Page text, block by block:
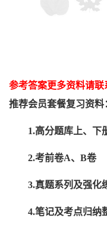
参考答案更多资料请联
推荐会员套餐复习资料
1.高分题库上、下
2.考前卷A、B卷
3.真题系列及强化
4.笔记及考点归纳